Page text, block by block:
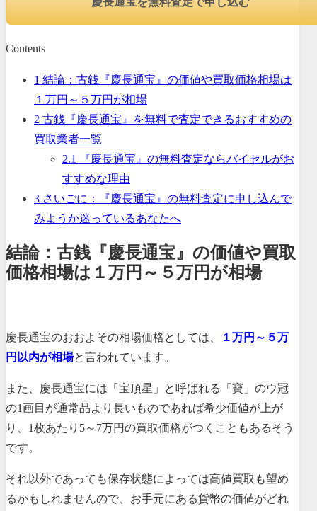
Contents
1 結論：古銭『慶長通宝』の価値や買取価格相場は
１万円～５万円が相場
2 古銭『慶長通宝』を無料で査定できるおすすめの
買取業者一覧
2.1
『慶長通宝』の無料査定ならバイセルがお
すすめな理由
3 さいごに：『慶長通宝』の無料査定に申し込んで
みようか迷っているあなたへ
結論：古銭『慶長通宝』の価値や買取
価格相場は１万円～５万円が相場
慶長通宝のおおよその相場価格としては、
１万円～５万
円以内が相場と言われています。
また、慶長通宝には「宝頂星」と呼ばれる「寶」のウ冠
の1画目が通常品より長いものであれば希少価値が上が
り、1枚あたり5～7万円の買取価格がつくこともあるそう
です。
それ以外であっても保存状態によっては高値買取も望め
るかもしれませんので、お手元にある貨幣の価値がどれ